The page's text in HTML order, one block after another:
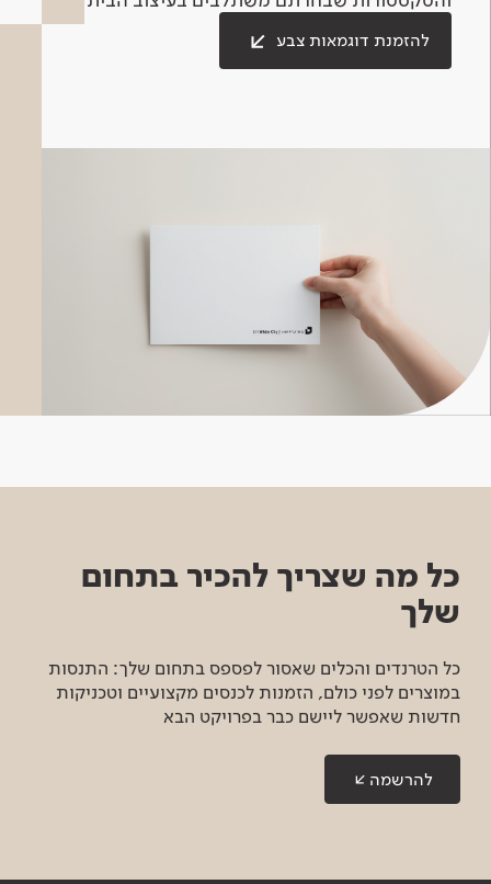
להזמנת דוגמאות צבע
כל מה שצריך להכיר בתחום
שלך
כל הטרנדים והכלים שאסור לפספס בתחום שלך: התנסות
במוצרים לפני כולם, הזמנות לכנסים מקצועיים וטכניקות
חדשות שאפשר ליישם כבר בפרויקט הבא
להרשמה